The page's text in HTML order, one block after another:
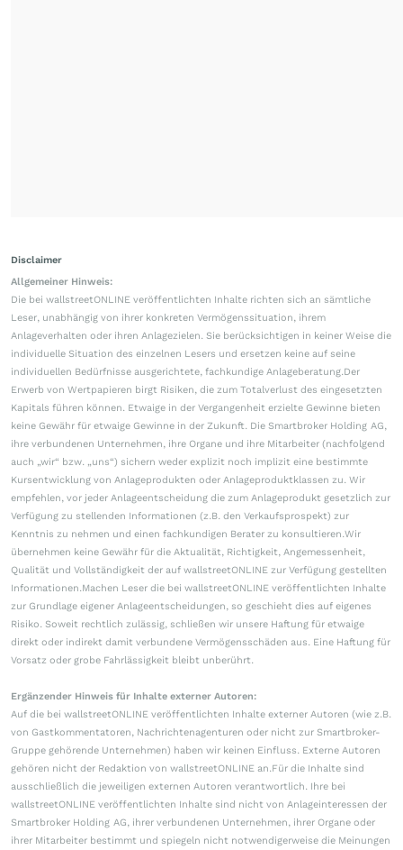
Disclaimer
Allgemeiner Hinweis:
Die bei wallstreetONLINE veröffentlichten Inhalte richten sich an sämtliche
Leser, unabhängig von ihrer konkreten Vermögenssituation, ihrem
Anlageverhalten oder ihren Anlagezielen. Sie berücksichtigen in keiner Weise die
individuelle Situation des einzelnen Lesers und ersetzen keine auf seine
individuellen Bedürfnisse ausgerichtete, fachkundige Anlageberatung.Der
Erwerb von Wertpapieren birgt Risiken, die zum Totalverlust des eingesetzten
Kapitals führen können. Etwaige in der Vergangenheit erzielte Gewinne bieten
keine Gewähr für etwaige Gewinne in der Zukunft. Die Smartbroker Holding AG,
ihre verbundenen Unternehmen, ihre Organe und ihre Mitarbeiter (nachfolgend
auch „wir“ bzw. „uns“) sichern weder explizit noch implizit eine bestimmte
Kursentwicklung von Anlageprodukten oder Anlageproduktklassen zu. Wir
empfehlen, vor jeder Anlageentscheidung die zum Anlageprodukt gesetzlich zur
Verfügung zu stellenden Informationen (z.B. den Verkaufsprospekt) zur
Kenntnis zu nehmen und einen fachkundigen Berater zu konsultieren.Wir
übernehmen keine Gewähr für die Aktualität, Richtigkeit, Angemessenheit,
Qualität und Vollständigkeit der auf wallstreetONLINE zur Verfügung gestellten
Informationen.Machen Leser die bei wallstreetONLINE veröffentlichten Inhalte
zur Grundlage eigener Anlageentscheidungen, so geschieht dies auf eigenes
Risiko. Soweit rechtlich zulässig, schließen wir unsere Haftung für etwaige
direkt oder indirekt damit verbundene Vermögensschäden aus. Eine Haftung für
Vorsatz oder grobe Fahrlässigkeit bleibt unberührt.
Ergänzender Hinweis für Inhalte externer Autoren:
Auf die bei wallstreetONLINE veröffentlichten Inhalte externer Autoren (wie z.B.
von Gastkommentatoren, Nachrichtenagenturen oder nicht zur Smartbroker-
Gruppe gehörende Unternehmen) haben wir keinen Einfluss. Externe Autoren
gehören nicht der Redaktion von wallstreetONLINE an.Für die Inhalte sind
ausschließlich die jeweiligen externen Autoren verantwortlich. Ihre bei
wallstreetONLINE veröffentlichten Inhalte sind nicht von Anlageinteressen der
Smartbroker Holding AG, ihrer verbundenen Unternehmen, ihrer Organe oder
ihrer Mitarbeiter bestimmt und spiegeln nicht notwendigerweise die Meinungen